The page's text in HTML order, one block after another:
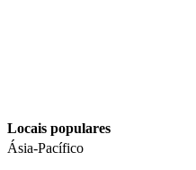
Locais populares​​
Ásia-Pacífico​​